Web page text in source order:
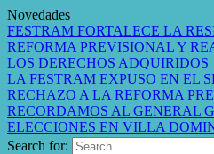
Novedades
FESTRAM FORTALECE LA
REFORMA PREVISIONAL Y
LOS DERECHOS ADQUIRIDOS
LA FESTRAM EXPUSO EN EL
RECHAZO A LA REFORMA
RECORDAMOS AL GENERAL
ELECCIONES EN VILLA
Search for: